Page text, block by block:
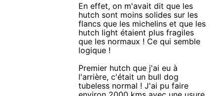
En effet, on m'avait dit que les
hutch sont moins solides sur les
flancs que les michelins et que les
hutch light étaient plus fragiles
que les normaux ! Ce qui semble
logique !
Premier hutch que j'ai eu à
l'arrière, c'était un bull dog
tubeless normal ! J'ai pu faire